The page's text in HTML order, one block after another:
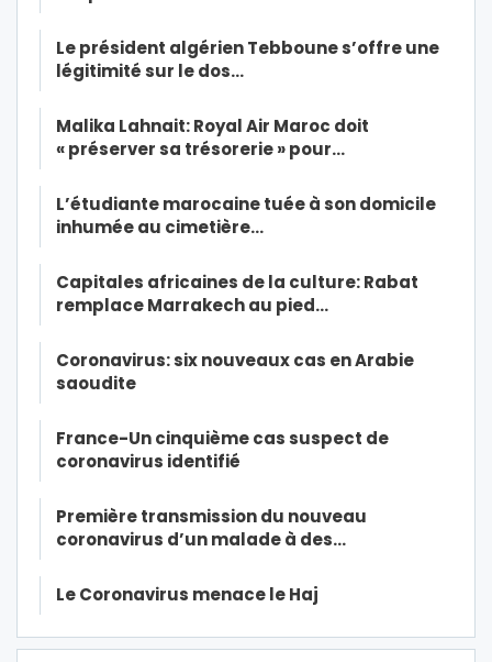
Le président algérien Tebboune s’offre une
légitimité sur le dos…
Malika Lahnait: Royal Air Maroc doit
« préserver sa trésorerie » pour…
L’étudiante marocaine tuée à son domicile
inhumée au cimetière…
Capitales africaines de la culture: Rabat
remplace Marrakech au pied…
Coronavirus: six nouveaux cas en Arabie
saoudite
France-Un cinquième cas suspect de
coronavirus identifié
Première transmission du nouveau
coronavirus d’un malade à des…
Le Coronavirus menace le Haj